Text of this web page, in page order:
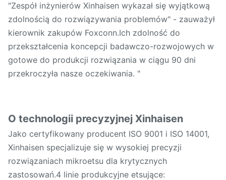
"Zespół inżynierów Xinhaisen wykazał się wyjątkową
zdolnością do rozwiązywania problemów" - zauważył
kierownik zakupów Foxconn.Ich zdolność do
przekształcenia koncepcji badawczo-rozwojowych w
gotowe do produkcji rozwiązania w ciągu 90 dni
przekroczyła nasze oczekiwania. "
O technologii precyzyjnej Xinhaisen
Jako certyfikowany producent ISO 9001 i ISO 14001,
Xinhaisen specjalizuje się w wysokiej precyzji
rozwiązaniach mikroetsu dla krytycznych
zastosowań.4 linie produkcyjne etsujące: